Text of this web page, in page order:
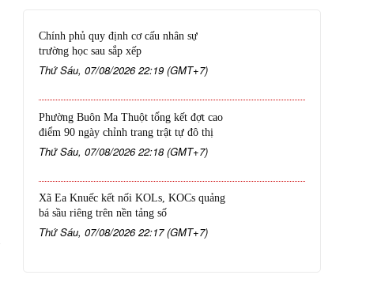
Chính phủ quy định cơ cấu nhân sự
trường học sau sắp xếp
Thứ Sáu, 07/08/2026 22:19 (GMT+7)
Phường Buôn Ma Thuột tổng kết đợt cao
điểm 90 ngày chỉnh trang trật tự đô thị
Thứ Sáu, 07/08/2026 22:18 (GMT+7)
Xã Ea Knuếc kết nối KOLs, KOCs quảng
bá sầu riêng trên nền tảng số
Thứ Sáu, 07/08/2026 22:17 (GMT+7)